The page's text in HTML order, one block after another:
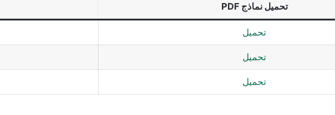
تحميل نماذج PDF
تحميل
تحميل
تحميل